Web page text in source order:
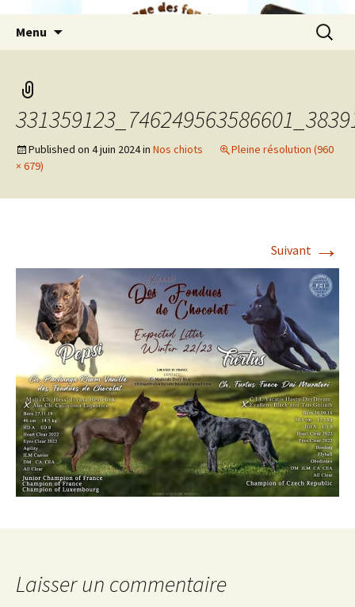
Menu
Published on 4 juin 2024in Nos chiots
Pleine résolution (960
× 679)
Suivant →
Laisser un commentaire